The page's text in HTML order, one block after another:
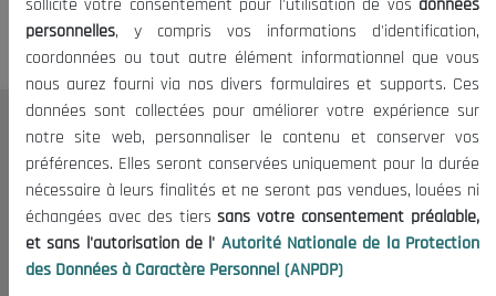
contenu est restreint.
Le CNESE
A Propos
Le président
Organisation
Publications
sollicite votre consentement pour l'utilisation de vos données
personnelles, y compris vos informations d'identification,
coordonnées ou tout autre élément informationnel que vous
nous aurez fourni via nos divers formulaires et supports. Ces
données sont collectées pour améliorer votre expérience sur
notre site web, personnaliser le contenu et conserver vos
préférences. Elles seront conservées uniquement pour la durée
nécessaire à leurs finalités et ne seront pas vendues, louées ni
échangées avec des tierssans votre consentement préalable,
et sans l'autorisation de l' Autorité Nationale de la Protection
des Données à Caractère Personnel (ANPDP)